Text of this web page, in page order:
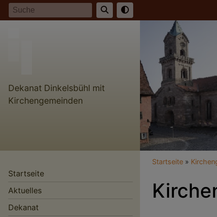
Direkt
zum
Dekanat Dinkelsbühl mit
Kirchengemeinden
Startseite
Aktuelles
Dekanat
Startseite